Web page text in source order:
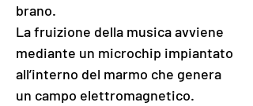
brano.
La fruizione della musica avviene
mediante un microchip impiantato
all’interno del marmo che genera
un campo elettromagnetico.